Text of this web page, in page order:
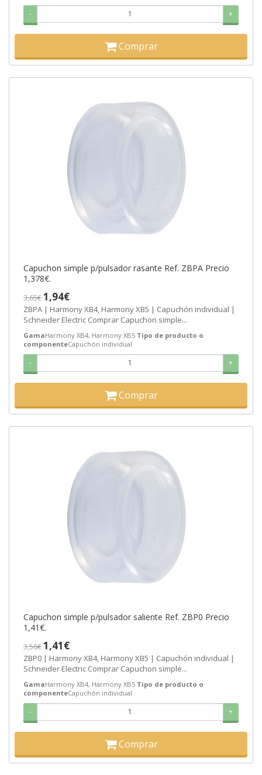
- +
Comprar
Capuchon simple p/pulsador rasante Ref. ZBPA Precio
1,378€.
3,65€1,94€
ZBPA | Harmony XB4, Harmony XB5 | Capuchón individual |
Schneider Electric Comprar Capuchon simple...
GamaHarmony XB4, Harmony XB5 Tipo de producto o
componenteCapuchón individual
- +
Comprar
Capuchon simple p/pulsador saliente Ref. ZBP0 Precio
1,41€.
3,56€1,41€
ZBP0 | Harmony XB4, Harmony XB5 | Capuchón individual |
Schneider Electric Comprar Capuchon simple...
GamaHarmony XB4, Harmony XB5 Tipo de producto o
componenteCapuchón individual
- +
Comprar